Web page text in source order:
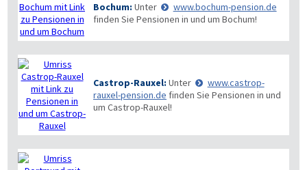
Bochum: Unter
www.bochum-pension.de
finden Sie Pensionen in und um Bochum!
Castrop-Rauxel: Unter
www.castrop-
rauxel-pension.de finden Sie Pensionen in und
um Castrop-Rauxel!